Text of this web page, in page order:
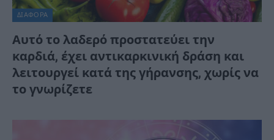
ΔΙΆΦΟΡΑ
Αυτό το λαδερό προστατεύει την
καρδιά, έχει αντικαρκινική δράση και
λειτουργεί κατά της γήρανσης, χωρίς να
το γνωρίζετε